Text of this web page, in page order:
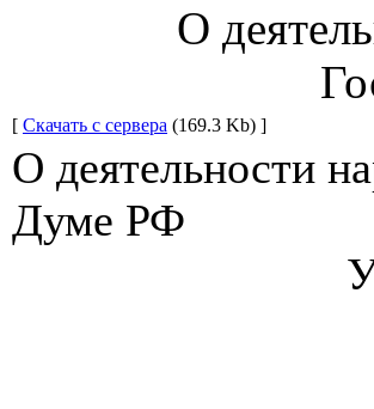
О
[ Скачать с сервера (169.3 Kb) ]
О деятельности
Думе РФ